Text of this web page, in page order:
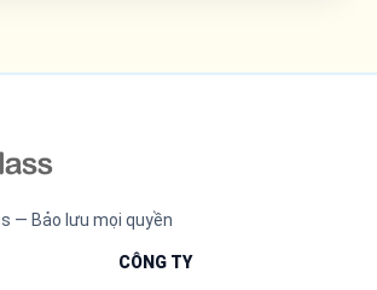
— Bảo lưu mọi quyền
CÔNG TY